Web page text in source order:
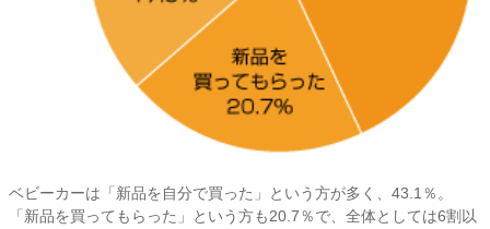
ベビーカーは「新品を自分で買った」という方が多く、43.1％。
「新品を買ってもらった」という方も20.7％で、全体としては6割以